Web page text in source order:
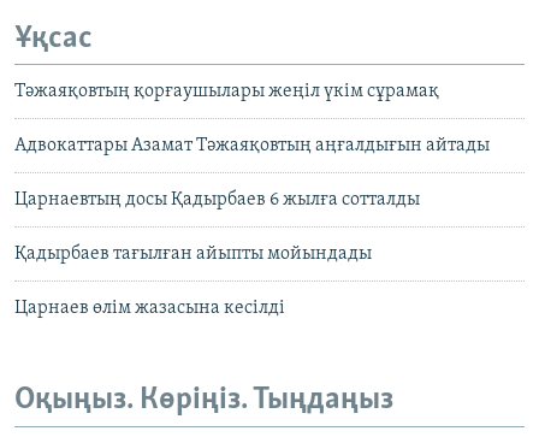
Ұқсас
Тәжаяқовтың қорғаушылары жеңіл үкім сұрамақ
Адвокаттары Азамат Тәжаяқовтың аңғалдығын айтады
Царнаевтың досы Қадырбаев 6 жылға сотталды
Қадырбаев тағылған айыпты мойындады
Царнаев өлім жазасына кесілді
Оқыңыз. Көріңіз. Тыңдаңыз